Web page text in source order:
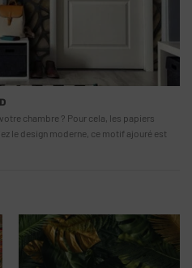
chambre ? Pour cela, les papiers
le design moderne, ce motif ajouré est